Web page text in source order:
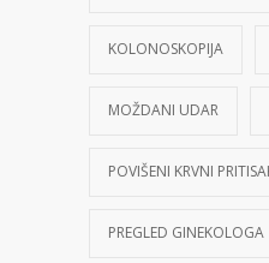
KOLONOSKOPIJA
MOŽDANI UDAR
POVIŠENI KRVNI
PREGLED GINEKOLOGA